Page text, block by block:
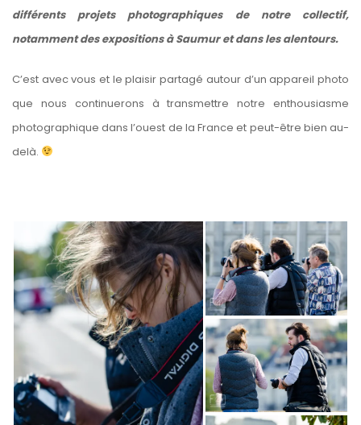
différents projets photographiques de notre collectif,
notamment des expositions à Saumur et dans les alentours.
C’est avec vous et le plaisir partagé autour d’un appareil photo
que nous continuerons à transmettre notre enthousiasme
photographique dans l’ouest de la France et peut-être bien au-
delà.